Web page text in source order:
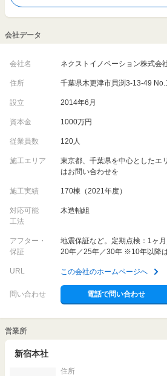
会社データ
会社名 ネクストイノベーション株式会
住所 千葉県木更津市貝渕3-13-49
設立 2014年6月
資本金 1000万円
従業員数 120人
施工エリア
東京都、千葉県を中心としたエ
はお問い合わせを
施工実績 170棟（2021年度）
対応可能
工法
木造軸組
アフター・
保証
地震保証など。定期点検：1ヶ
20年／25年／30年 ※10年以降
URL この会社のホームページへ
問い合わせ 電話で問い合わせ
営業所
新宿本社
住所